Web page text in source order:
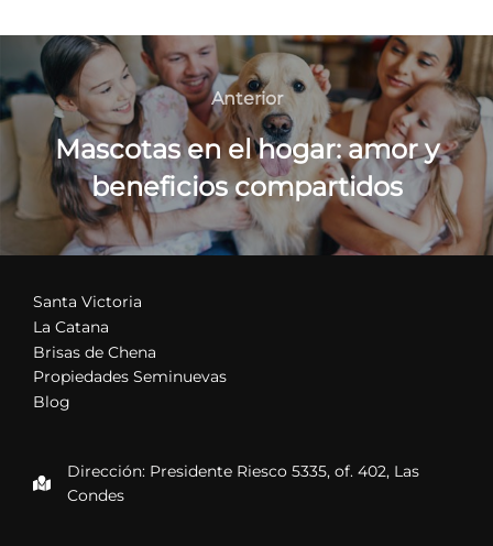
Navegación
de
entradas
Anterior
Anterior
Mascotas en el hogar: amor y
beneficios compartidos
Santa Victoria
La Catana
Brisas de Chena
Propiedades Seminuevas
Blog
Dirección: Presidente Riesco 5335, of. 402, Las
Condes